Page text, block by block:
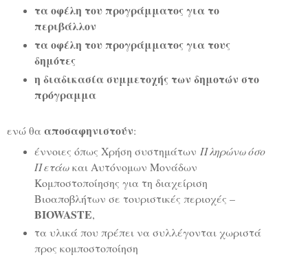
τα οφέλη του προγράμματος για το
περιβάλλον
τα οφέλη του προγράμματος για τους
δημότες
η διαδικασία συμμετοχής των δημοτών στο
πρόγραμμα
ενώ θα αποσαφηνιστούν:
έννοιες όπως Χρήση συστημάτων Πληρώνω όσο
Πετάωκαι Αυτόνομων Μονάδων
Κομποστοποίησης για τη διαχείριση
Βιοαποβλήτων σε τουριστικές περιοχές –
BIOWASTE,
τα υλικά που πρέπει να συλλέγονται χωριστά
προς κομποστοποίηση